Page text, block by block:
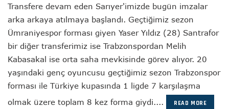
Transfere devam eden Sarıyer'imizde bugün imzalar
arka arkaya atılmaya başlandı. Geçtiğimiz sezon
Ümraniyespor forması giyen Yaser Yıldız (28) Santrafor
bir diğer transferimiz ise Trabzonspordan Melih
Kabasakal ise orta saha mevkisinde görev alıyor. 20
yaşındaki genç oyuncusu geçtiğimiz sezon Trabzonspor
forması ile Türkiye kupasında 1 ligde 7 karşılaşma
olmak üzere toplam 8 kez forma giydi....
READ MORE